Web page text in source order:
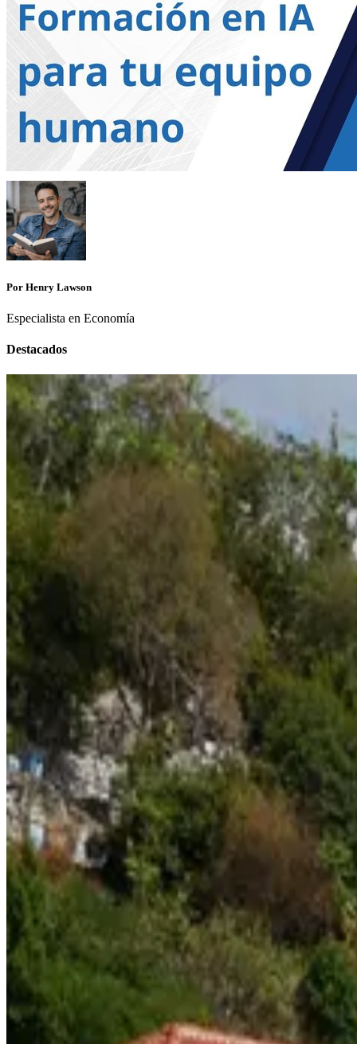
Por Henry Lawson
Especialista en Economía
Destacados